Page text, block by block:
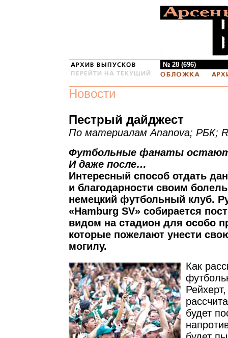
№ 28 (696)
Новости
Пестрый дайджест
По материалам Ananova; РБК;
Футбольные фанаты
И даже после…
Интересный способ отдать
и благодарности своим
немецкий футбольный клуб.
«Hamburg SV» собирается
видом на стадион для особо
которые пожелают унести
могилу.
Как
будет